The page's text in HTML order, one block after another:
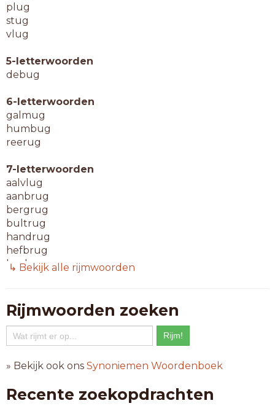
plug
stug
vlug
5-letterwoorden
debug
6-letterwoorden
galmug
humbug
reerug
7-letterwoorden
aalvlug
aanbrug
bergrug
bultrug
handrug
hefbrug
koebrug
tonbrug
tuibrug
valbrug
wipbrug
zandrug
aviobrug
↳ Bekijk alle rijmwoorden
Rijmwoorden zoeken
» Bekijk ook ons Synoniemen Woordenboek
Recente zoekopdrachten